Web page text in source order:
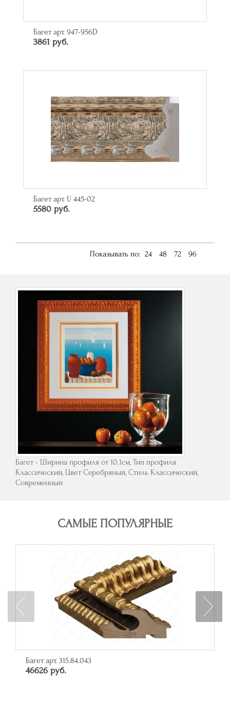
Багет арт. 947-956D
3861 руб.
Багет арт. U 445-02
5580 руб.
Показывать по: 24 48 72 96
Багет - Ширина профиля от 10.1см, Тип профиля
Классический, Цвет Серебряный, Стиль Классический,
Современный
САМЫЕ ПОПУЛЯРНЫЕ
Багет арт. 315.84.043
46626 руб.